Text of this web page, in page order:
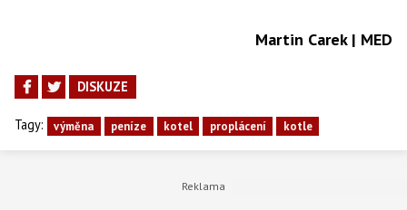
Martin Carek | MED
DISKUZE
Tagy: výměna peníze kotel proplácení kotle